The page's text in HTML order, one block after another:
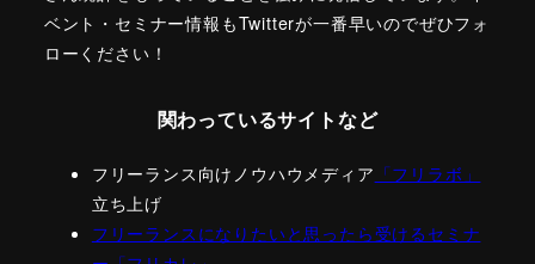
ベント・セミナー情報もTwitterが一番早いのでぜひフォ
ローください！
関わっているサイトなど
フリーランス向けノウハウメディア 「フリラボ」
立ち上げ
フリーランスになりたいと思ったら受けるセミナ